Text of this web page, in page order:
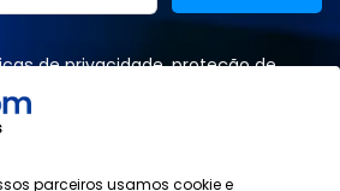
de privacidade,proteção de
parceiros usamos cookie e